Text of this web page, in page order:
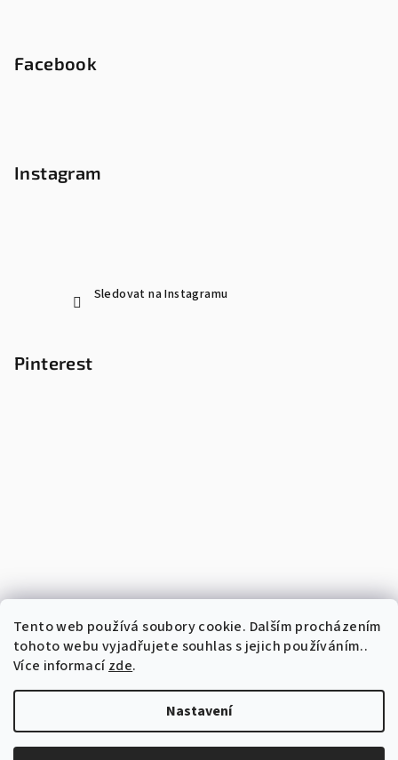
Tento web používá soubory cookie. Dalším procházením
tohoto webu vyjadřujete souhlas s jejich používáním..
Více informacízde.
Nastavení
Facebook
Instagram
Sledovat na Instagramu
Pinterest